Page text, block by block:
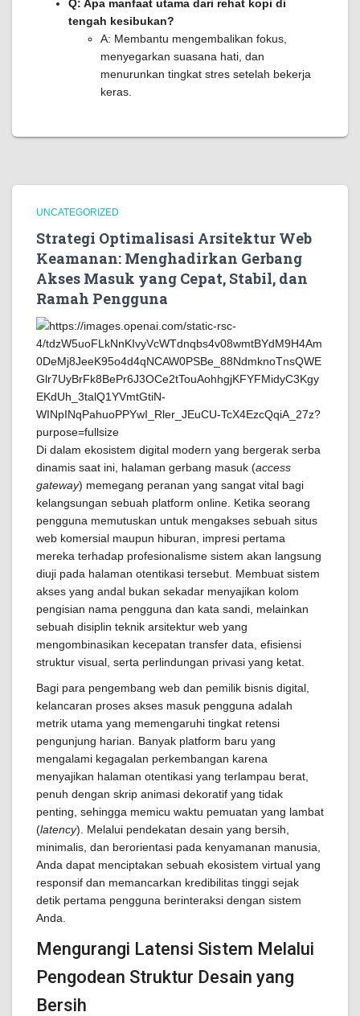
Q: Apa manfaat utama dari rehat kopi di
tengah kesibukan?
A: Membantu mengembalikan fokus,
menyegarkan suasana hati, dan
menurunkan tingkat stres setelah bekerja
keras.
UNCATEGORIZED
Strategi Optimalisasi Arsitektur Web
Keamanan: Menghadirkan Gerbang
Akses Masuk yang Cepat, Stabil, dan
Ramah Pengguna
Di dalam ekosistem digital modern yang bergerak serba
dinamis saat ini, halaman gerbang masuk (access
gateway) memegang peranan yang sangat vital bagi
kelangsungan sebuah platform online. Ketika seorang
pengguna memutuskan untuk mengakses sebuah situs
web komersial maupun hiburan, impresi pertama
mereka terhadap profesionalisme sistem akan langsung
diuji pada halaman otentikasi tersebut. Membuat sistem
akses yang andal bukan sekadar menyajikan kolom
pengisian nama pengguna dan kata sandi, melainkan
sebuah disiplin teknik arsitektur web yang
mengombinasikan kecepatan transfer data, efisiensi
struktur visual, serta perlindungan privasi yang ketat.
Bagi para pengembang web dan pemilik bisnis digital,
kelancaran proses akses masuk pengguna adalah
metrik utama yang memengaruhi tingkat retensi
pengunjung harian. Banyak platform baru yang
mengalami kegagalan perkembangan karena
menyajikan halaman otentikasi yang terlampau berat,
penuh dengan skrip animasi dekoratif yang tidak
penting, sehingga memicu waktu pemuatan yang lambat
(latency). Melalui pendekatan desain yang bersih,
minimalis, dan berorientasi pada kenyamanan manusia,
Anda dapat menciptakan sebuah ekosistem virtual yang
responsif dan memancarkan kredibilitas tinggi sejak
detik pertama pengguna berinteraksi dengan sistem
Anda.
Mengurangi Latensi Sistem Melalui
Pengodean Struktur Desain yang
Bersih